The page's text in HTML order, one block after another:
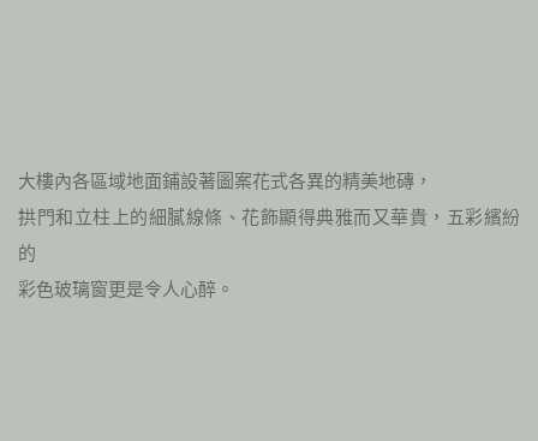
大樓內各區域地面鋪設著圖案花式各異的精美地磚，
拱門和立柱上的細膩線條、花飾顯得典雅而又華貴，五彩繽紛
的
彩色玻璃窗更是令人心醉。